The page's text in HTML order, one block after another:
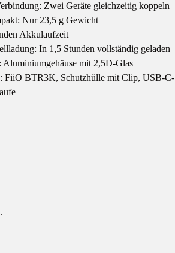
Zwei Geräte gleichzeitig koppeln
Nur 23,5 g Gewicht
Akkulaufzeit
In 1,5 Stunden vollständig geladen
Aluminiumgehäuse mit 2,5D-Glas
FiiO BTR3K, Schutzhülle mit Clip, USB-C-